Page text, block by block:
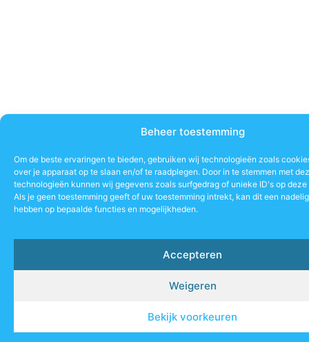
Beheer toestemming
Om de beste ervaringen te bieden, gebruiken wij technologieën zoals
over je apparaat op te slaan en/of te raadplegen. Door in te stemmen met
technologieën kunnen wij gegevens zoals surfgedrag of unieke ID's op
Als je geen toestemming geeft of uw toestemming intrekt, kan dit een
hebben op bepaalde functies en mogelijkheden.
Accepteren
Weigeren
Bekijk voorkeuren